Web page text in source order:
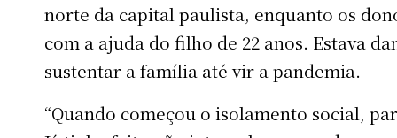
norte da capital paulista, enquanto os
com a ajuda do filho de 22 anos. Estava
sustentar a família até vir a pandemia.
“Quando começou o isolamento social,